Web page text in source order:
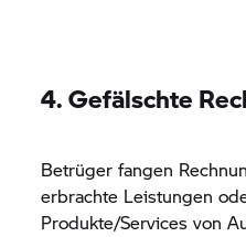
Legitime BMW-
„bmw-motorrad.de“ oder
motorrad.de/support“
Nutzen Sie diese
um sich in Ihren Account
derBMW GroupKontakt
4. Gefälschte
Betrüger fangen
erbrachte Leistungen
Produkte/Services von